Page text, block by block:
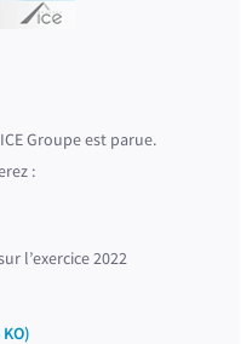
Groupe est parue.
:
l’exercice 2022